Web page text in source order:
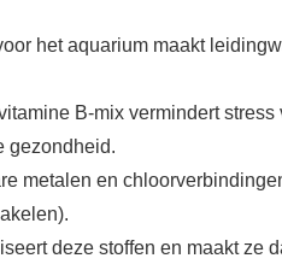
het aquarium maakt
B-mix vermindert
gezondheid.
metalen en
deze stoffen en maakt ze